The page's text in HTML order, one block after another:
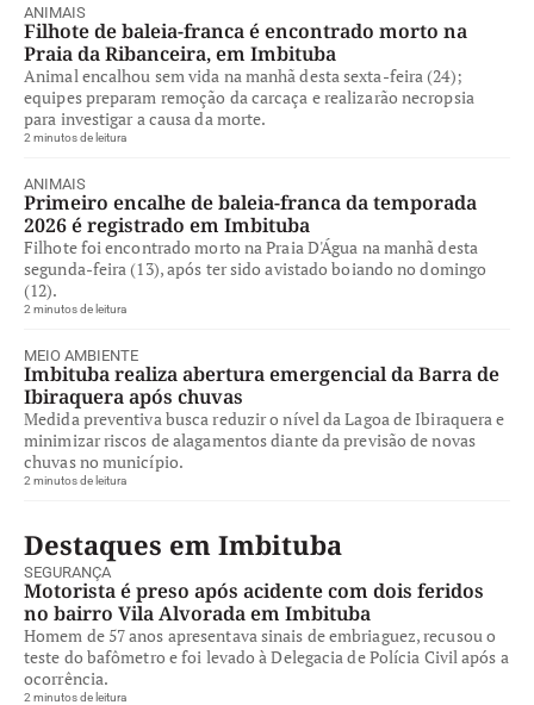
ANIMAIS
Filhote de baleia-franca é encontrado morto na
Praia da Ribanceira, em Imbituba
Animal encalhou sem vida na manhã desta sexta-feira (24);
equipes preparam remoção da carcaça e realizarão necropsia
para investigar a causa da morte.
2 minutos de leitura
ANIMAIS
Primeiro encalhe de baleia-franca da temporada
2026 é registrado em Imbituba
Filhote foi encontrado morto na Praia D'Água na manhã desta
segunda-feira (13), após ter sido avistado boiando no domingo
(12).
2 minutos de leitura
MEIO AMBIENTE
Imbituba realiza abertura emergencial da Barra de
Ibiraquera após chuvas
Medida preventiva busca reduzir o nível da Lagoa de Ibiraquera e
minimizar riscos de alagamentos diante da previsão de novas
chuvas no município.
2 minutos de leitura
Destaques em Imbituba
SEGURANÇA
Motorista é preso após acidente com dois feridos
no bairro Vila Alvorada em Imbituba
Homem de 57 anos apresentava sinais de embriaguez, recusou o
teste do bafômetro e foi levado à Delegacia de Polícia Civil após a
ocorrência.
2 minutos de leitura